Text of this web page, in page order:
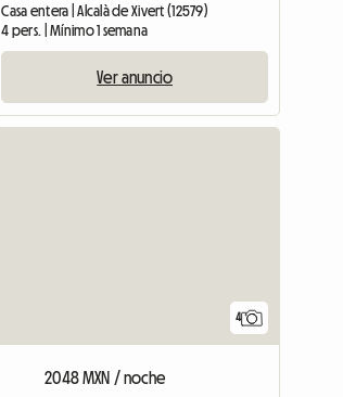
Casa entera | Alcalà de Xivert (12579)
4 pers. | Mínimo 1 semana
Ver anuncio
4
2048 MXN / noche